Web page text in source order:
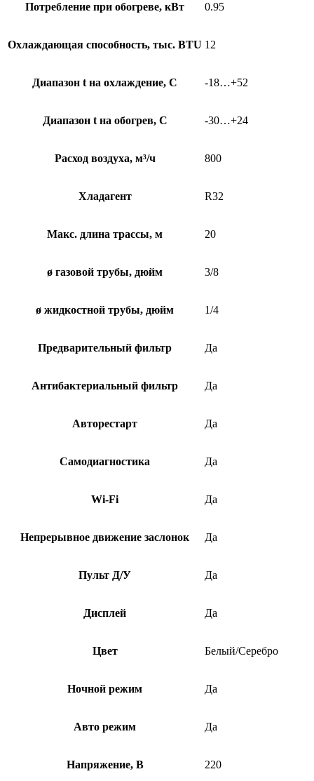
Потребление при обогреве, кВт 0.95
Охлаждающая способность, тыс. BTU 12
Диапазон t на охлаждение, С -18…+52
Диапазон t на обогрев, С -30…+24
Расход воздуха, м³/ч 800
Хладагент R32
Макс. длина трассы, м 20
ø газовой трубы, дюйм 3/8
ø жидкостной трубы, дюйм 1/4
Предварительный фильтр Да
Антибактериальный фильтр Да
Авторестарт Да
Самодиагностика Да
Wi-Fi Да
Непрерывное движение заслонок Да
Пульт Д/У Да
Дисплей Да
Цвет Белый/Серебро
Ночной режим Да
Авто режим Да
Напряжение, В 220